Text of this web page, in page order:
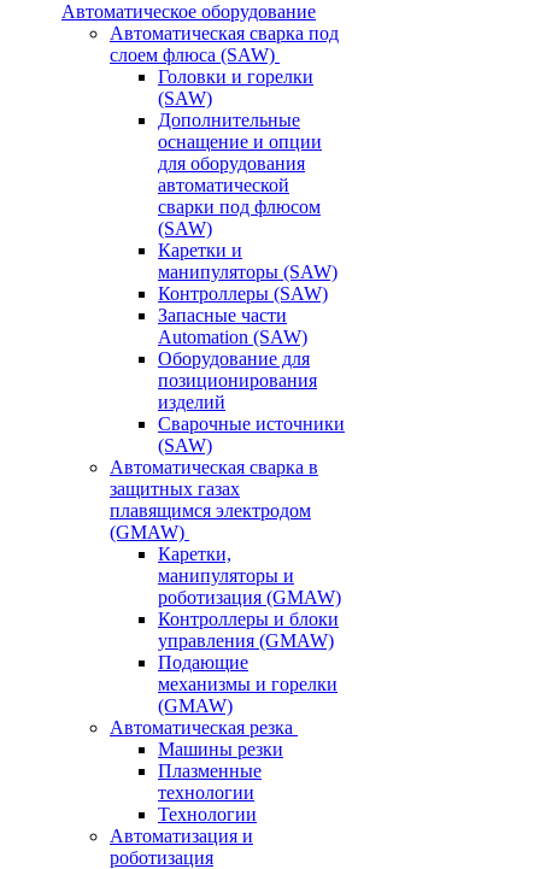
Автоматическое оборудование
Автоматическая сварка под
слоем флюса (SAW)
Головки и горелки
(SAW)
Дополнительные
оснащение и опции
для оборудования
автоматической
сварки под флюсом
(SAW)
Каретки и
манипуляторы (SAW)
Контроллеры (SAW)
Запасные части
Automation (SAW)
Оборудование для
позиционирования
изделий
Сварочные источники
(SAW)
Автоматическая сварка в
защитных газах
плавящимся электродом
(GMAW)
Каретки,
манипуляторы и
роботизация (GMAW)
Контроллеры и блоки
управления (GMAW)
Подающие
механизмы и горелки
(GMAW)
Автоматическая резка
Машины резки
Плазменные
технологии
Технологии
Автоматизация и
роботизация